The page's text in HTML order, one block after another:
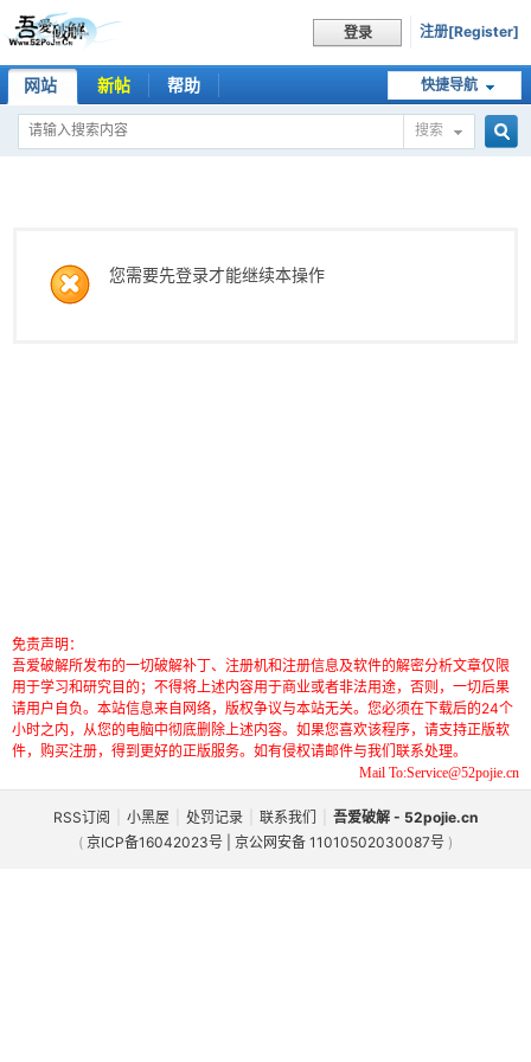
登录 注册[Register]
快捷导航
网站 新帖 帮助
搜索
您需要先登录才能继续本操作
免责声明：
吾爱破解所发布的一切破解补丁、注册机和注册信息及软件的解密分析文章仅限
用于学习和研究目的；不得将上述内容用于商业或者非法用途，否则，一切后果
请用户自负。本站信息来自网络，版权争议与本站无关。您必须在下载后的24个
小时之内，从您的电脑中彻底删除上述内容。如果您喜欢该程序，请支持正版软
件，购买注册，得到更好的正版服务。如有侵权请邮件与我们联系处理。
Mail To:Service@52pojie.cn
RSS订阅 小黑屋 处罚记录 联系我们
吾爱破解 - 52pojie.cn
( 京ICP备16042023号 | 京公网安备 11010502030087号 )